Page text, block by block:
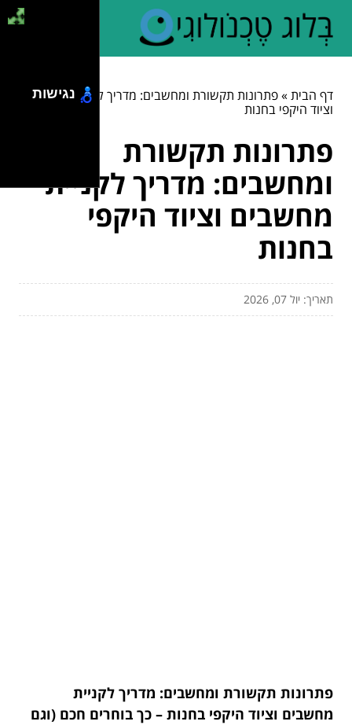
דף הבית»פתרונות תקשורת ומחשבים: מדריך לקניית מחשבים
וציוד היקפי בחנות
פתרונות תקשורת
ומחשבים: מדריך לקניית
מחשבים וציוד היקפי
בחנות
תאריך: יול 07, 2026
פתרונות תקשורת ומחשבים: מדריך לקניית
מחשבים וציוד היקפי בחנות – כך בוחרים חכם (וגם
נגישות